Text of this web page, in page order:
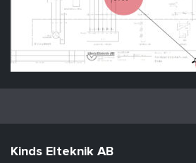
Kinds Elteknik AB